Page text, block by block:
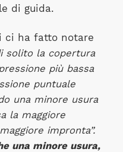
di guida.
ci ha fatto notare
solito la copertura
più bassa
puntuale
una minore usura
la maggiore
impronta”.
una minore usura,